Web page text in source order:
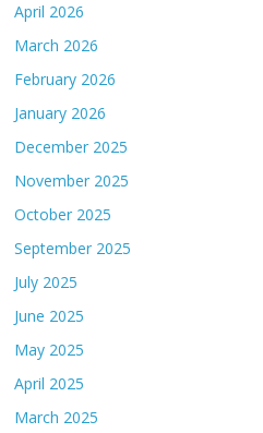
April 2026
March 2026
February 2026
January 2026
December 2025
November 2025
October 2025
September 2025
July 2025
June 2025
May 2025
April 2025
March 2025